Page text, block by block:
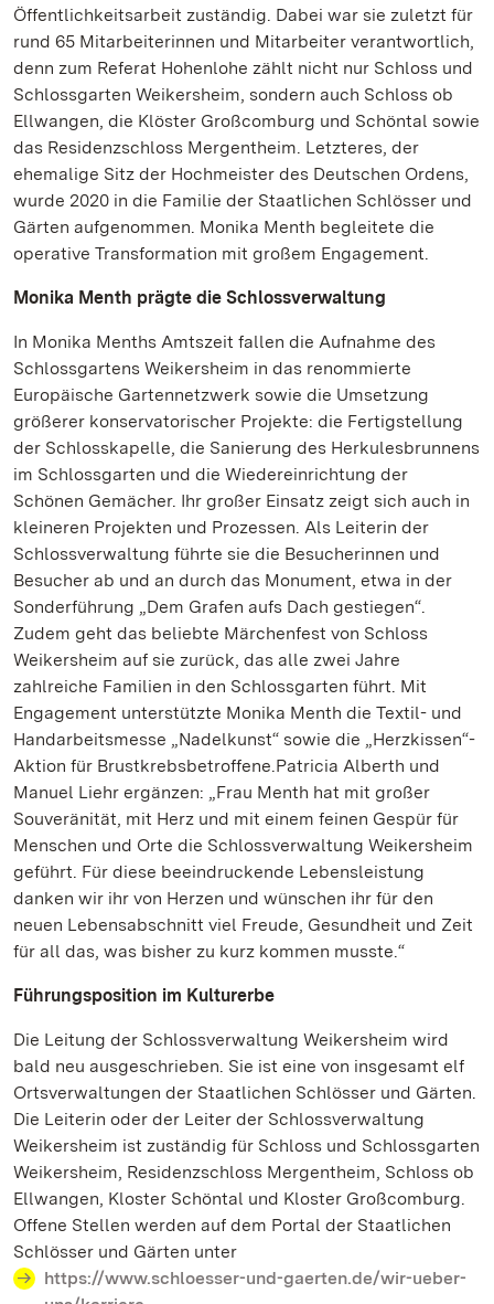
Öffentlichkeitsarbeit zuständig. Dabei war sie zuletzt für
rund 65 Mitarbeiterinnen und Mitarbeiter verantwortlich,
denn zum Referat Hohenlohe zählt nicht nur Schloss und
Schlossgarten Weikersheim, sondern auch Schloss ob
Ellwangen, die Klöster Großcomburg und Schöntal sowie
das Residenzschloss Mergentheim. Letzteres, der
ehemalige Sitz der Hochmeister des Deutschen Ordens,
wurde 2020 in die Familie der Staatlichen Schlösser und
Gärten aufgenommen. Monika Menth begleitete die
operative Transformation mit großem Engagement.
Monika Menth prägte die Schlossverwaltung
In Monika Menths Amtszeit fallen die Aufnahme des
Schlossgartens Weikersheim in das renommierte
Europäische Gartennetzwerk sowie die Umsetzung
größerer konservatorischer Projekte: die Fertigstellung
der Schlosskapelle, die Sanierung des Herkulesbrunnens
im Schlossgarten und die Wiedereinrichtung der
Schönen Gemächer. Ihr großer Einsatz zeigt sich auch in
kleineren Projekten und Prozessen. Als Leiterin der
Schlossverwaltung führte sie die Besucherinnen und
Besucher ab und an durch das Monument, etwa in der
Sonderführung „Dem Grafen aufs Dach gestiegen“.
Zudem geht das beliebte Märchenfest von Schloss
Weikersheim auf sie zurück, das alle zwei Jahre
zahlreiche Familien in den Schlossgarten führt. Mit
Engagement unterstützte Monika Menth die Textil- und
Handarbeitsmesse „Nadelkunst“ sowie die „Herzkissen“-
Aktion für Brustkrebsbetroffene.Patricia Alberth und
Manuel Liehr ergänzen: „Frau Menth hat mit großer
Souveränität, mit Herz und mit einem feinen Gespür für
Menschen und Orte die Schlossverwaltung Weikersheim
geführt. Für diese beeindruckende Lebensleistung
danken wir ihr von Herzen und wünschen ihr für den
neuen Lebensabschnitt viel Freude, Gesundheit und Zeit
für all das, was bisher zu kurz kommen musste.“
Führungsposition im Kulturerbe
Die Leitung der Schlossverwaltung Weikersheim wird
bald neu ausgeschrieben. Sie ist eine von insgesamt elf
Ortsverwaltungen der Staatlichen Schlösser und Gärten.
Die Leiterin oder der Leiter der Schlossverwaltung
Weikersheim ist zuständig für Schloss und Schlossgarten
Weikersheim, Residenzschloss Mergentheim, Schloss ob
Ellwangen, Kloster Schöntal und Kloster Großcomburg.
Offene Stellen werden auf dem Portal der Staatlichen
Schlösser und Gärten unter
https://www.schloesser-und-gaerten.de/wir-ueber-